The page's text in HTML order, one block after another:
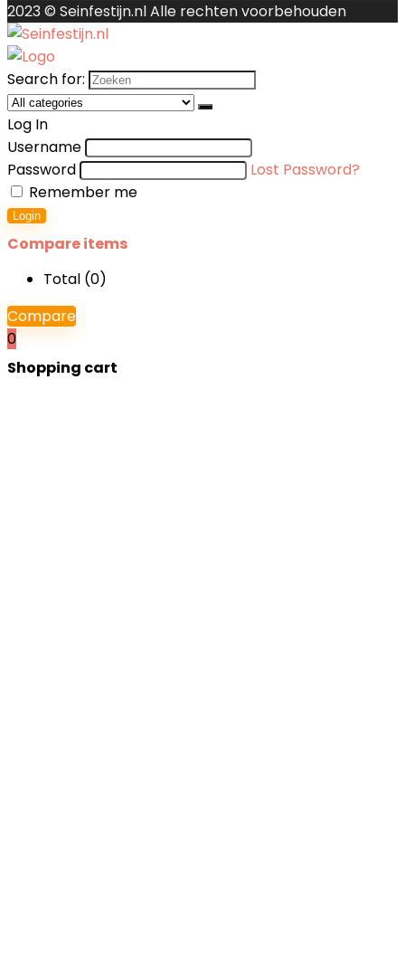
2023 © Seinfestijn.nl Alle rechten voorbehouden
Search for:
Log In
Username
Password
Lost Password?
Remember me
Login
Compare items
Total (0)
Compare
0
Shopping cart